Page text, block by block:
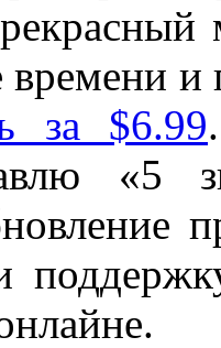
времени
за $6.99
«5